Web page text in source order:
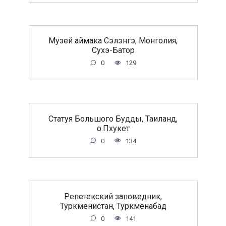
Музей аймака Сэлэнгэ, Монголия,
Сухэ-Батор
0 129
Статуя Большого Будды, Таиланд,
о.Пхукет
0 134
Репетекский заповедник,
Туркменистан, Туркменабад
0 141